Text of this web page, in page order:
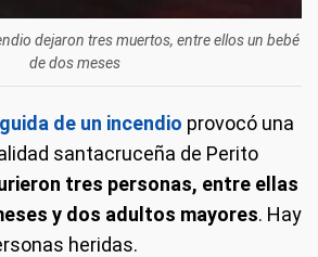
dejaron tres muertos, entre ellos un bebé
de dos meses
de un incendio provocó una
santacruceña de Perito
tres personas, entre ellas
y dos adultos mayores. Hay
heridas.